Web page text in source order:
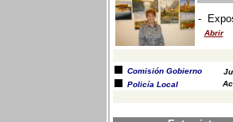
-
Abrir
Comisión Gobierno
Policía Local